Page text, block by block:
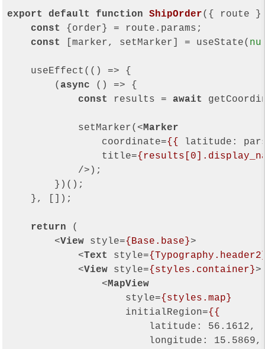
export default function ShipOrder( { route }
const
{order} = route.params;
const
[marker, setMarker] = useState(
    useEffect(
() => {
        (
async () => {
const
results = await
            setMarker(
<Marker
coordinate={{ latitude:
title=
            />
);
        })();
    }, []);
return (
<View style={Base.base}>
<Text style=
<View style={styles.container}>
<MapView
style={styles.map}
initialRegion={{
latitude:
56.1612,
longitude:
15.5869,